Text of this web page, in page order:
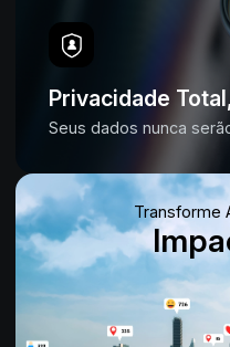
Privacidade
Seus dados nunca
Transforme